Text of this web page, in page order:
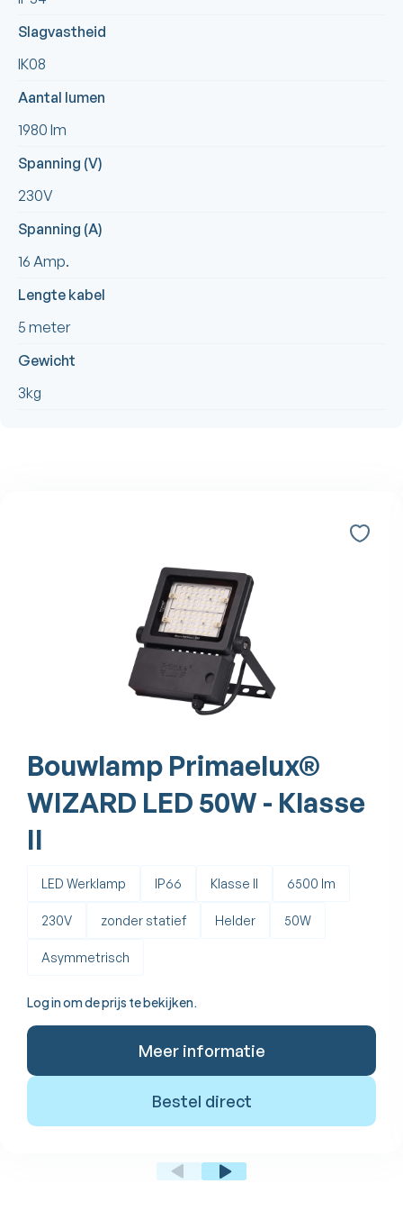
Slagvastheid
IK08
Aantal lumen
1980 lm
Spanning (V)
230V
Spanning (A)
16 Amp.
Lengte kabel
5 meter
Gewicht
3kg
Bouwlamp Primaelux®
WIZARD LED 50W - Klasse
II
LED Werklamp IP66 Klasse II 6500 lm
230V zonder statief Helder 50W
Asymmetrisch
Log in om de prijs te bekijken.
Meer informatie
Bestel direct